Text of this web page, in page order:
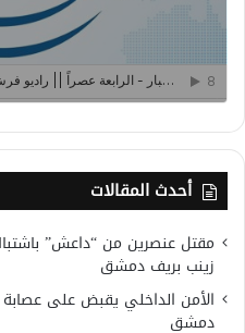
أحدث المقالات
مقتل عنصرين من “داعش”
زينب بريف دمشق
الأمن الداخلي يقبض على
دمشق